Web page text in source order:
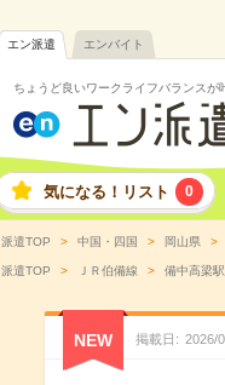
エン派遣 エンバイト
ちょうど良いワークライフバランスが
気になる！リスト 0
派遣TOP 中国・四国 岡山県
派遣TOP ＪＲ伯備線 備中高梁駅
NEW 掲載日 2026/